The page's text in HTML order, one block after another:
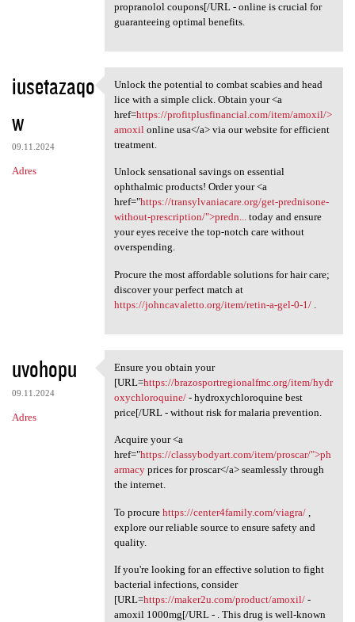
propranolol coupons[/URL - online is crucial for
guaranteeing optimal benefits.
iusetazaqo
w
09.11.2024
Adres
Unlock the potential to
Unlock the potential to combat scabies and head
lice with a simple click. Obtain your <a
href=https://profitplusfinancial.com/item/amoxil/>
amoxil online usa</a> via our website for efficient
treatment.
Unlock sensational savings on essential
ophthalmic products! Order your <a
href="https://transylvaniacare.org/get-prednisone-
without-prescription/">predn...today and ensure
your eyes receive the top-notch care without
overspending.
Procure the most affordable solutions for hair care;
discover your perfect match at
https://johncavaletto.org/item/retin-a-gel-0-1/.
uvohopu
09.11.2024
Adres
Ensure you obtain your [URL
Ensure you obtain your
[URL=https://brazosportregionalfmc.org/item/hydr
oxychloroquine/- hydroxychloroquine best
price[/URL - without risk for malaria prevention.
Acquire your <a
href="https://classybodyart.com/item/proscar/">ph
armacyprices for proscar</a> seamlessly through
the internet.
To procure https://center4family.com/viagra/,
explore our reliable source to ensure safety and
quality.
If you're looking for an effective solution to fight
bacterial infections, consider
[URL=https://maker2u.com/product/amoxil/-
amoxil 1000mg[/URL - . This drug is well-known